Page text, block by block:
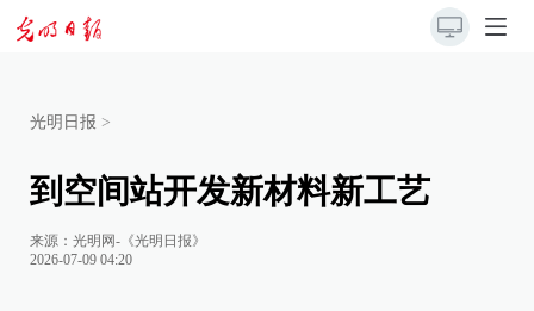
光明日报 >
到空间站开发新材料新工艺
来源： 光明网-《光明日报》
2026-07-09 04:20